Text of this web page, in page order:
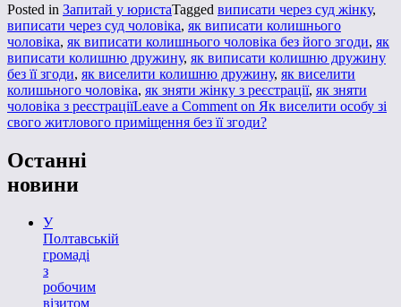
Posted in Запитай у юристаTagged виписати через суд жінку,
виписати через суд чоловіка, як виписати колишнього
чоловіка, як виписати колишнього чоловіка без його згоди, як
виписати колишню дружину, як виписати колишню дружину
без її згоди, як виселити колишню дружину, як виселити
колишьного чоловіка, як зняти жінку з реєстрації, як зняти
чоловіка з реєстраціїLeave a Comment on Як виселити особу зі
свого житлового приміщення без її згоди?
Останні
новини
У
Полтавській
громаді
з
робочим
візитом